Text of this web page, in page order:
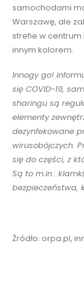
samochodami
Warszawę, ale
strefie w
innym kolorem.
Innogy go!
się COVID-19,
sharingu są
elementy
dezynfekowane
wirusobójczych.
się do części, z
Są to m.in.:
bezpieczeństwa,
Źródło: orpa.pl,